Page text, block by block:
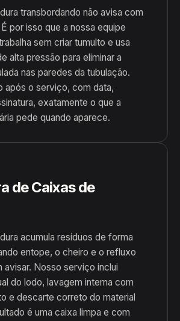
transbordando não avisa com
por isso que a nossa equipe
sem criar tumulto e usa
alta pressão para eliminar a
nas paredes da tubulação.
após o serviço, com data,
exatamente o que a
pede quando aparece.
de Caixas de
acumula resíduos de forma
entope, o cheiro e o refluxo
avisar. Nosso serviço inclui
do lodo, lavagem interna com
e descarte correto do material
é uma caixa limpa e com